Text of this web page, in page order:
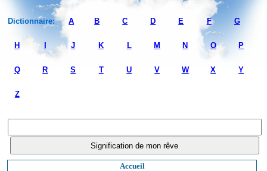
Dictionnaire: A B C D E F G
H J K L M N O P
Q R S T U V W X Y
Z
Accueil